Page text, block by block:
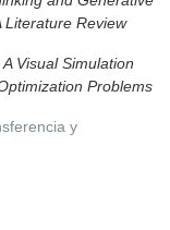
Literature Review
Visual Simulation
Problems
y